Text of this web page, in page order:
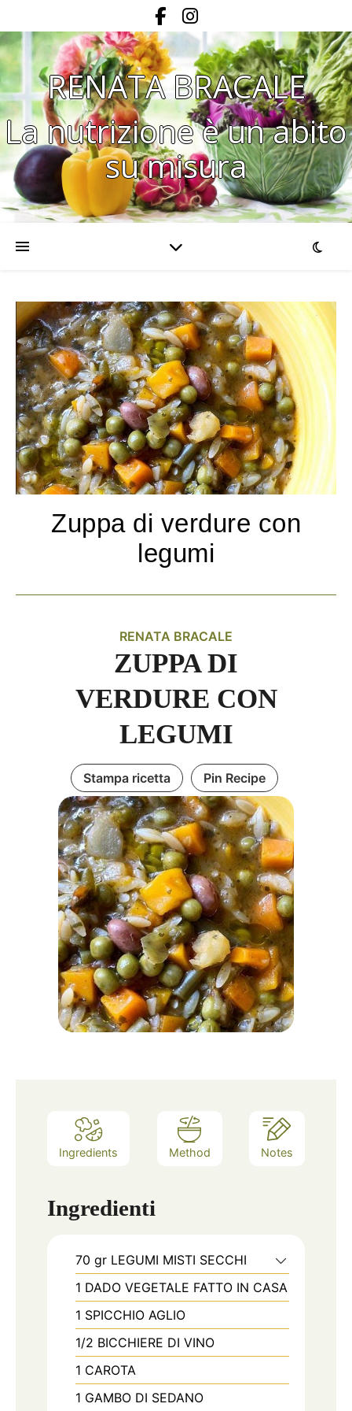
RENATA BRACALE
La nutrizione è un abito
su misura
Zuppa di verdure con
legumi
RENATA BRACALE
ZUPPA DI
VERDURE CON
LEGUMI
Stampa ricetta Pin Recipe
Ingredients Method Notes
Ingredienti
70 gr LEGUMI MISTI SECCHI
1 DADO VEGETALE FATTO IN CASA
1 SPICCHIO AGLIO
1/2 BICCHIERE DI VINO
1 CAROTA
1 GAMBO DI SEDANO